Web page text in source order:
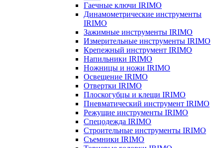
Гаечные ключи IRIMO
Динамометрические инструменты
IRIMO
Зажимные инструменты IRIMO
Измерительные инструменты IRIMO
Крепежный инструмент IRIMO
Напильники IRIMO
Ножницы и ножи IRIMO
Освещение IRIMO
Отвертки IRIMO
Плоскогубцы и клещи IRIMO
Пневматический инструмент IRIMO
Режущие инструменты IRIMO
Спецодежда IRIMO
Строительные инструменты IRIMO
Съемники IRIMO